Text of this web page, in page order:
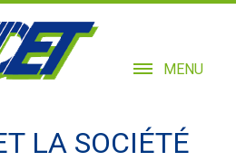
MENU
LA SOCIÉTÉ